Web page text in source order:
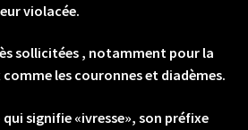
violacée.
sollicitées , notamment pour la
les couronnes et diadèmes.
signifie «ivresse», son préfixe